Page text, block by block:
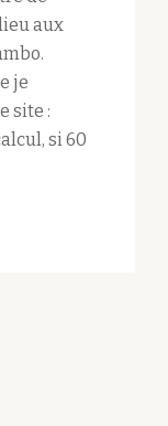
aux
je
site :
si 60